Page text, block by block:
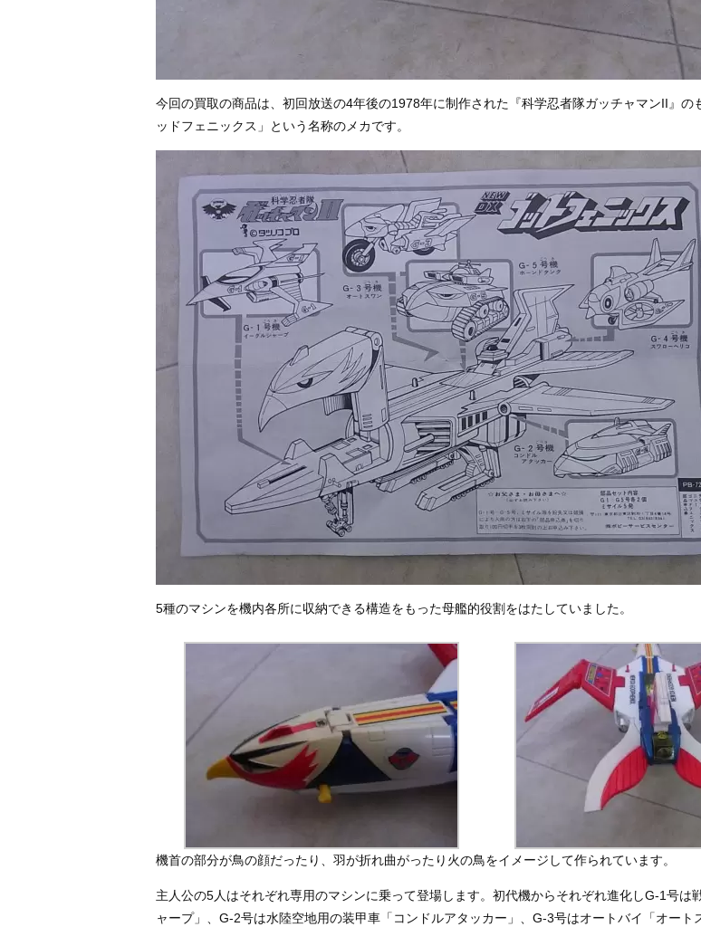
今回の買取の商品は、初回放送の4年後の1978年に制作された『科学忍者隊ガッチャマンII』の
ッドフェニックス」という名称のメカです。
5種のマシンを機内各所に収納できる構造をもった母艦的役割をはたしていました。
機首の部分が鳥の顔だったり、羽が折れ曲がったり火の鳥をイメージして作られています。
主人公の5人はそれぞれ専用のマシンに乗って登場します。初代機からそれぞれ進化しG-1号は
ャープ」、G-2号は水陸空地用の装甲車「コンドルアタッカー」、G-3号はオートバイ「オート